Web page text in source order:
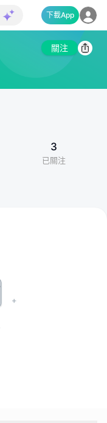
下載App
關注
3
已關注